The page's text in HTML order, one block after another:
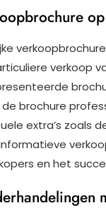
verkoop
brochure
extra’s zoals
en het